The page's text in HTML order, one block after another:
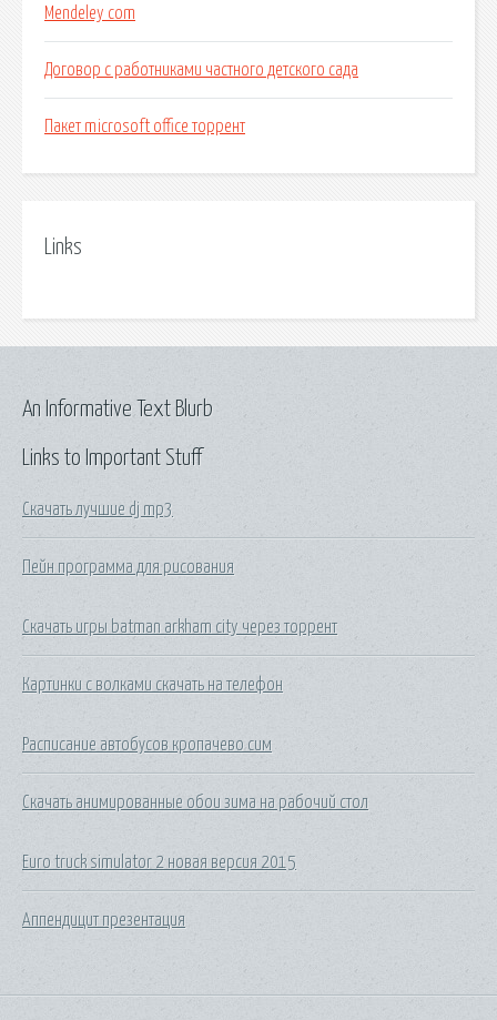
Mendeley com
Договор с работниками частного детского сада
Пакет microsoft office торрент
Links
Links to Important Stuff
Скачать лучшие dj mp3
Пейн программа для рисования
Скачать игры batman arkham city через торрент
Картинки с волками скачать на телефон
Расписание автобусов кропачево сим
Скачать анимированные обои зима на рабочий стол
Euro truck simulator 2 новая версия 2015
Аппендицит презентация
An Informative Text Blurb